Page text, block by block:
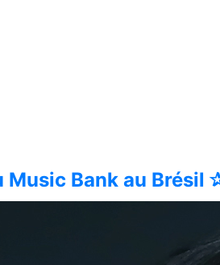
Music Bank au Brésil